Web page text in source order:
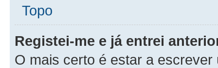
Topo
Registei-me e já entrei
O mais certo é estar a